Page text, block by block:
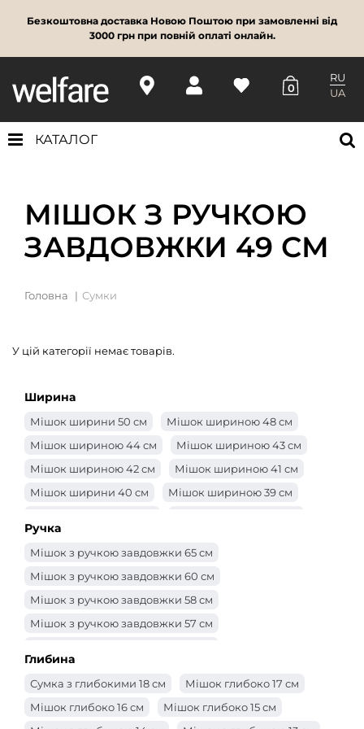
Безкоштовна доставка Новою Поштою при замовленні від
3000 грн при повній оплаті онлайн.
0
RU
UA
КАТАЛОГ
МІШОК З РУЧКОЮ
ЗАВДОВЖКИ 49 СМ
Головна Сумки
У цій категорії немає товарів.
Ширина
Мішок ширини 50 см
Мішок шириною 48 см
Мішок шириною 44 см
Мішок шириною 43 см
Мішок шириною 42 см
Мішок шириною 41 см
Мішок ширини 40 см
Мішок шириною 39 см
Мішок шириною 34 см
Мішок шириною 32 см
Мішок шириною 30 см
Мішок шириною 28 см
Мішок шириною 26 см
Сумка -ширина 24 см
Сумка -ширина 23 см
Сумка -ширина 22 см
Сумка -ширина 21 см
Ручка
Мішок з ручкою завдовжки 65 см
Мішок з ручкою завдовжки 60 см
Мішок з ручкою завдовжки 58 см
Мішок з ручкою завдовжки 57 см
Мішок з ручкою завдовжки 52 см
Глибина
Сумка з глибокими 18 см
Мішок глибоко 17 см
Мішок глибоко 16 см
Мішок глибоко 15 см